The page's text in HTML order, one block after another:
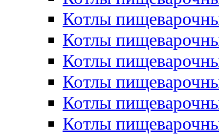
Котлы
Котлы
Котлы
Котлы
Котлы
Котлы